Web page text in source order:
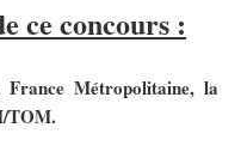
ce concours :
Métropolitaine, la
TOM.